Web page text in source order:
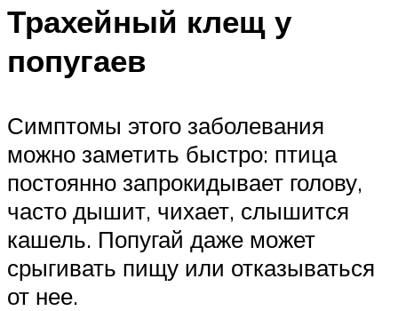
Трахейный клещ у
попугаев
Симптомы этого заболевания
можно заметить быстро: птица
постоянно запрокидывает голову,
часто дышит, чихает, слышится
кашель. Попугай даже может
срыгивать пищу или отказываться
от нее.